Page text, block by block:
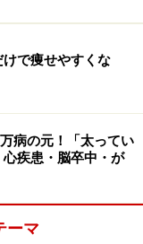
で痩せやすくな
病の元！「太ってい
疾患・脳卒中・が
ーマ